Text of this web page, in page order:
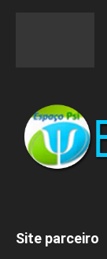
Site parceiro